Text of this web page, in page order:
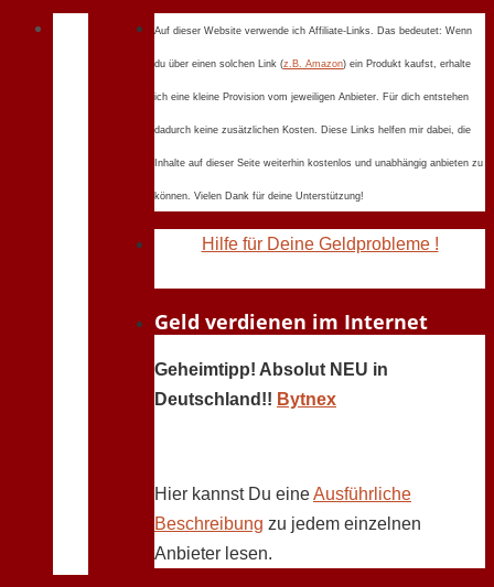
Auf dieser Website verwende ich Affiliate-Links. Das bedeutet: Wenn
du über einen solchen Link (z.B. Amazon) ein Produkt kaufst, erhalte
ich eine kleine Provision vom jeweiligen Anbieter. Für dich entstehen
dadurch keine zusätzlichen Kosten. Diese Links helfen mir dabei, die
Inhalte auf dieser Seite weiterhin kostenlos und unabhängig anbieten zu
können. Vielen Dank für deine Unterstützung!
Hilfe für Deine Geldprobleme !
Geld verdienen im Internet
Geheimtipp! Absolut NEU in
Deutschland!! Bytnex
Hier kannst Du eineAusführliche
Beschreibung zu jedem einzelnen
Anbieter lesen.